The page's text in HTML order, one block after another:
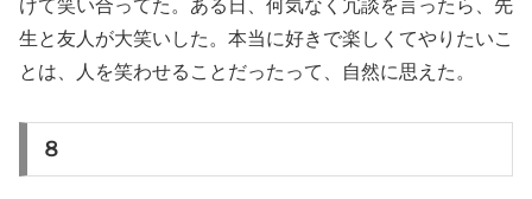
けて笑い合ってた。ある日、何気なく冗談を言ったら、先
生と友人が大笑いした。本当に好きで楽しくてやりたいこ
とは、人を笑わせることだったって、自然に思えた。
８